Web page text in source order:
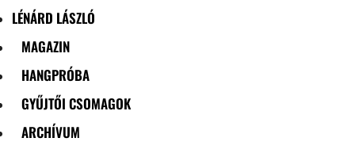
LÉNÁRD LÁSZLÓ
MAGAZIN
HANGPRÓBA
GYŰJTŐI CSOMAGOK
ARCHÍVUM